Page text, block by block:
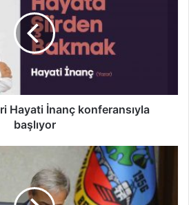
Hayati İnanç konferansıyla
başlıyor